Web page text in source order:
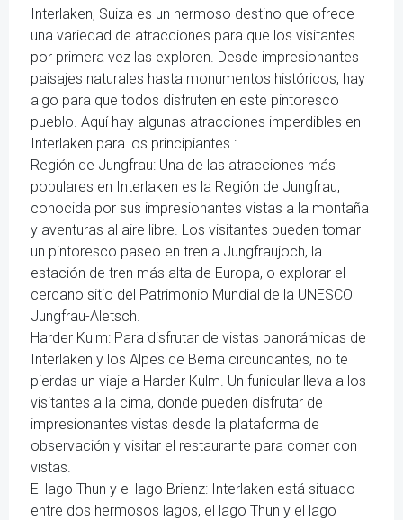
Interlaken, Suiza es un hermoso destino que ofrece
una variedad de atracciones para que los visitantes
por primera vez las exploren. Desde impresionantes
paisajes naturales hasta monumentos históricos, hay
algo para que todos disfruten en este pintoresco
pueblo. Aquí hay algunas atracciones imperdibles en
Interlaken para los principiantes.:
Región de Jungfrau: Una de las atracciones más
populares en Interlaken es la Región de Jungfrau,
conocida por sus impresionantes vistas a la montaña
y aventuras al aire libre. Los visitantes pueden tomar
un pintoresco paseo en tren a Jungfraujoch, la
estación de tren más alta de Europa, o explorar el
cercano sitio del Patrimonio Mundial de la UNESCO
Jungfrau-Aletsch.
Harder Kulm: Para disfrutar de vistas panorámicas de
Interlaken y los Alpes de Berna circundantes, no te
pierdas un viaje a Harder Kulm. Un funicular lleva a los
visitantes a la cima, donde pueden disfrutar de
impresionantes vistas desde la plataforma de
observación y visitar el restaurante para comer con
vistas.
El lago Thun y el lago Brienz: Interlaken está situado
entre dos hermosos lagos, el lago Thun y el lago